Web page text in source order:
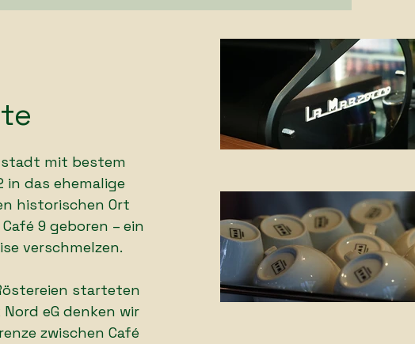
mit bestem
in das ehemalige
historischen Ort
9 geboren – ein
verschmelzen.
starteten
eG denken wir
zwischen Café